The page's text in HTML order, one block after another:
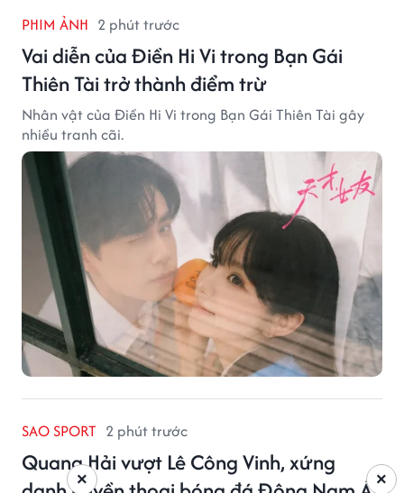
PHIM ẢNH 2 phút trước
Vai diễn của Điền Hi Vi trong Bạn Gái
Thiên Tài trở thành điểm trừ
Nhân vật của Điền Hi Vi trong Bạn Gái Thiên Tài gây
nhiều tranh cãi.
SAO SPORT 2 phút trước
Quang Hải vượt Lê Công Vinh, xứng
×
×